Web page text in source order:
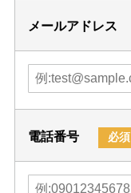
メールアドレス
電話番号 必須